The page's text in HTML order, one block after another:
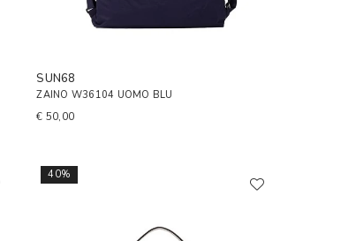
SUN68
ZAINO W36104 UOMO BLU
€ 50,00
40%